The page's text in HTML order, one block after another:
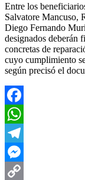
Entre los
Salvatore Mancuso,
Diego Fernando
designados deberán
concretas de
cuyo cumplimiento
según precisó el
Facebook
WhatsApp
Telegram
Messenger